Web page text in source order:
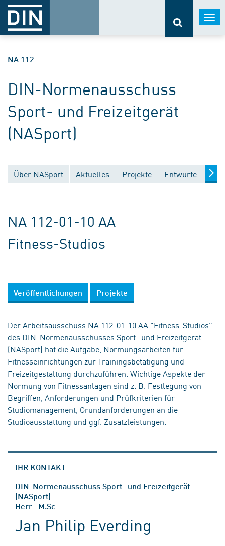
NA 112
DIN-Normenausschuss
Sport- und Freizeitgerät
(NASport)
Über NASport Aktuelles Projekte Entwürfe
NA 112-01-10 AA
Fitness-Studios
Veröffentlichungen Projekte
Der Arbeitsausschuss NA 112-01-10 AA "Fitness-Studios"
des DIN-Normenausschusses Sport- und Freizeitgerät
(NASport) hat die Aufgabe, Normungsarbeiten für
Fitnesseinrichtungen zur Trainingsbetätigung und
Freizeitgestaltung durchzuführen. Wichtige Aspekte der
Normung von Fitnessanlagen sind z. B. Festlegung von
Begriffen, Anforderungen und Prüfkriterien für
Studiomanagement, Grundanforderungen an die
Studioausstattung und ggf. Zusatzleistungen.
IHR KONTAKT
DIN-Normenausschuss Sport- und Freizeitgerät
(NASport)
Herr M.Sc
Jan Philip Everding